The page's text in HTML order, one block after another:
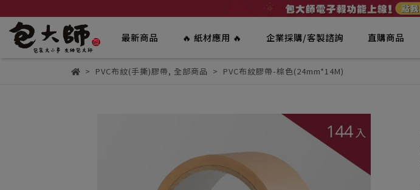
最新商品 🔥 紙材應用 🔥 企業採購/客製諮詢 直購商品
PVC布紋(手撕)膠帶, 全部商品 PVC布紋膠帶-棕色(24mm*14M)